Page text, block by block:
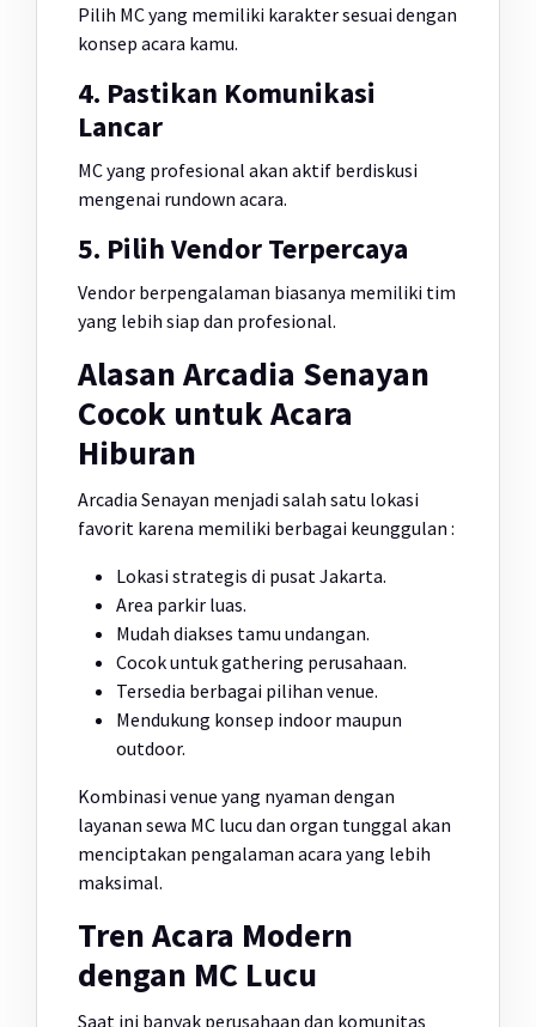
Pilih MC yang memiliki karakter sesuai dengan
konsep acara kamu.
4. Pastikan Komunikasi
Lancar
MC yang profesional akan aktif berdiskusi
mengenai rundown acara.
5. Pilih Vendor Terpercaya
Vendor berpengalaman biasanya memiliki tim
yang lebih siap dan profesional.
Alasan Arcadia Senayan
Cocok untuk Acara
Hiburan
Arcadia Senayan menjadi salah satu lokasi
favorit karena memiliki berbagai keunggulan :
Lokasi strategis di pusat Jakarta.
Area parkir luas.
Mudah diakses tamu undangan.
Cocok untuk gathering perusahaan.
Tersedia berbagai pilihan venue.
Mendukung konsep indoor maupun
outdoor.
Kombinasi venue yang nyaman dengan
layanan sewa MC lucu dan organ tunggal akan
menciptakan pengalaman acara yang lebih
maksimal.
Tren Acara Modern
dengan MC Lucu
Saat ini banyak perusahaan dan komunitas